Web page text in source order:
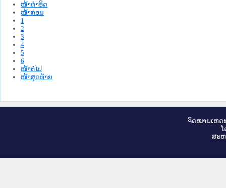
ໜ້າທໍາອິດ
ໜ້າກ່ອນ
1
2
3
4
5
6
ໜ້າຕໍ່ໄປ
ໜ້າສຸດທ້າຍ
ຈົດ​ໝາຍ​ເຫດ​
ສະ​ຫ